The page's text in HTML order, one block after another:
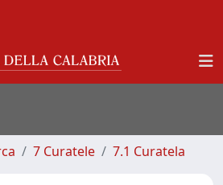
7 Curatele 7.1 Curatela